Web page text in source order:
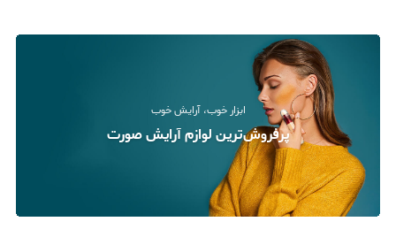
ابزار خوب، آرایش خوب
پرفروش‌ترین لوازم آرایش صورت